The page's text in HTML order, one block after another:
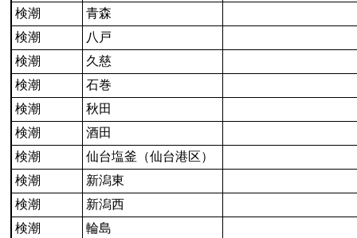
検潮
青森
検潮
八戸
検潮
久慈
検潮
石巻
検潮
秋田
検潮
酒田
検潮
仙台塩釜（仙台港区）
検潮
新潟東
検潮
新潟西
検潮
輪島